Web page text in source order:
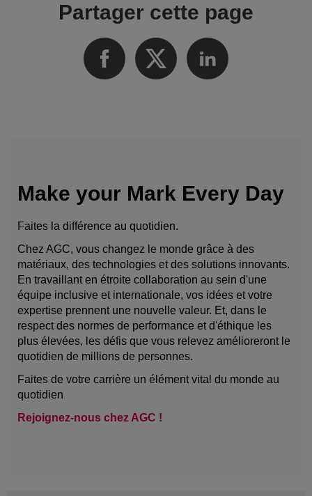
Partager cette page
Make your Mark Every Day
Faites la différence au quotidien.
Chez AGC, vous changez le monde grâce à des
matériaux, des technologies et des solutions innovants.
En travaillant en étroite collaboration au sein d'une
équipe inclusive et internationale, vos idées et votre
expertise prennent une nouvelle valeur. Et, dans le
respect des normes de performance et d'éthique les
plus élevées, les défis que vous relevez amélioreront le
quotidien de millions de personnes.
Faites de votre carrière un élément vital du monde au
quotidien
Rejoignez-nous chez AGC !